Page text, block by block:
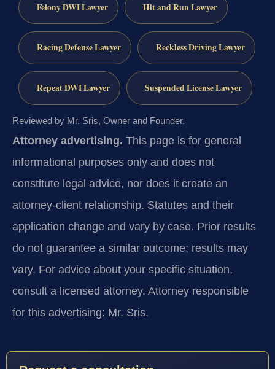
Felony DWI Lawyer Hit and Run Lawyer
Racing Defense Lawyer Reckless Driving Lawyer
Repeat DWI Lawyer Suspended License Lawyer
Reviewed by Mr. Sris, Owner and Founder.
Attorney advertising. This page is for general
informational purposes only and does not
constitute legal advice, nor does it create an
attorney-client relationship. Statutes and their
application change and vary by case. Prior results
do not guarantee a similar outcome; results may
vary. For advice about your specific situation,
consult a licensed attorney. Attorney responsible
for this advertising: Mr. Sris.